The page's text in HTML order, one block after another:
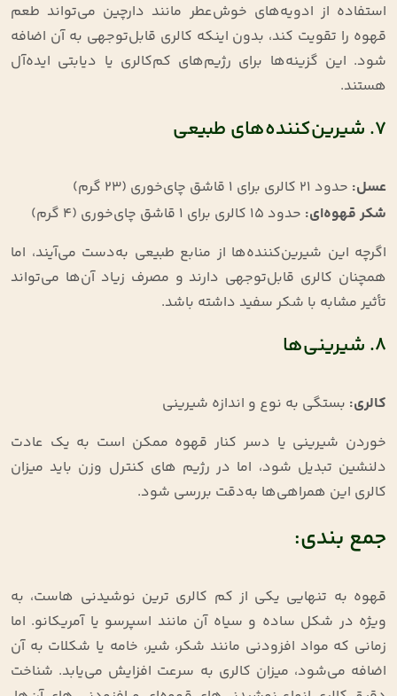
استفاده از ادویه‌های خوش‌عطر مانند دارچین می‌تواند طعم
قهوه را تقویت کند، بدون اینکه کالری قابل‌توجهی به آن اضافه
شود. این گزینه‌ها برای رژیم‌های کم‌کالری یا دیابتی ایده‌آل
هستند.
۷. شیرین‌کننده‌های طبیعی
عسل: حدود ۲۱ کالری برای ۱ قاشق چای‌خوری (۲۳ گرم)
شکر قهوه‌ای: حدود ۱۵ کالری برای ۱ قاشق چای‌خوری (۴ گرم)
اگرچه این شیرین‌کننده‌ها از منابع طبیعی به‌دست می‌آیند، اما
همچنان کالری قابل‌توجهی دارند و مصرف زیاد آن‌ها می‌تواند
تأثیر مشابه با شکر سفید داشته باشد.
۸. شیرینی‌ها
کالری: بستگی به نوع و اندازه شیرینی
خوردن شیرینی یا دسر کنار قهوه ممکن است به یک عادت
دلنشین تبدیل شود، اما در رژیم‌ های کنترل وزن باید میزان
کالری این همراهی‌ها به‌دقت بررسی شود.
جمع بندی:
قهوه به‌ تنهایی یکی از کم‌ کالری‌ ترین نوشیدنی‌ هاست، به‌
ویژه در شکل ساده و سیاه آن مانند اسپرسو یا آمریکانو. اما
زمانی که مواد افزودنی مانند شکر، شیر، خامه یا شکلات به آن
اضافه می‌شود، میزان کالری به‌ سرعت افزایش می‌یابد. شناخت